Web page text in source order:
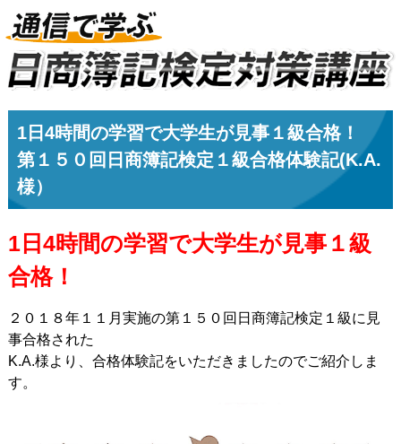
1日4時間の学習で大学生が見事１級合格！
第１５０回日商簿記検定１級合格体験記(K.A.
様）
1日4時間の学習で大学生が見事１級
合格！
２０１８年１１月実施の第１５０回日商簿記検定１級に見
事合格された
K.A.様より、合格体験記をいただきましたのでご紹介しま
す。